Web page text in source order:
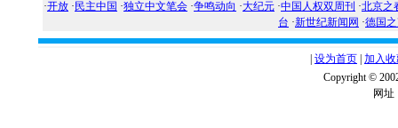
·开放 · 民主中国 ·独立中文笔会 ·争鸣动向 ·大纪元 ·中国人权双周刊 ·北京之
台 ·新世纪新闻网 ·德国
设为首页 加入
Copyright ©
网址